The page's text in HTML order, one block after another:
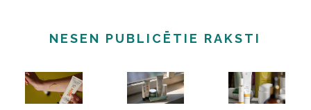
NESEN PUBLICĒTIE RAKSTI